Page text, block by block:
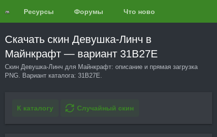
Ресурсы Форумы Что нового?
Скачать скин Девушка-Линч в
Майнкрафт — вариант 31B27E
Скин Девушка-Линч для Майнкрафт: описание и прямая загрузка
PNG. Вариант каталога: 31B27E.
К каталогу Случайный скин